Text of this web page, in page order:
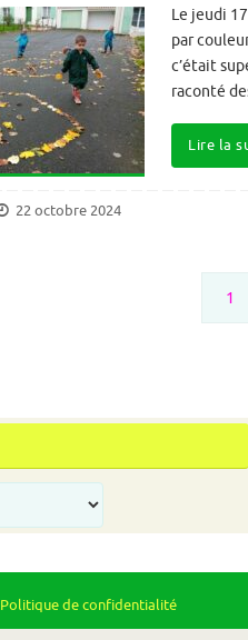
Le jeudi
par
c’était
raconté
Lire la
22 octobre 2024
1
Politique de confidentialité